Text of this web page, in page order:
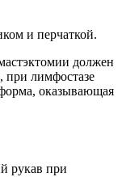
и перчаткой.
должен
при лимфостазе
оказывающая
рукав при